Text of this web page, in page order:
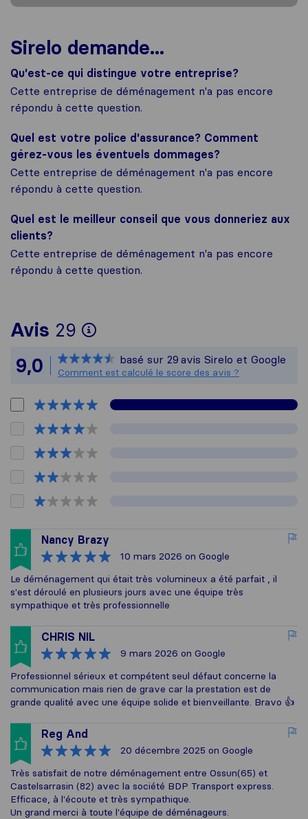
Sirelo demande...
Qu'est-ce qui distingue votre entreprise?
Cette entreprise de déménagement n'a pas encore
répondu à cette question.
Quel est votre police d'assurance? Comment
gérez-vous les éventuels dommages?
Cette entreprise de déménagement n'a pas encore
répondu à cette question.
Quel est le meilleur conseil que vous donneriez aux
clients?
Cette entreprise de déménagement n'a pas encore
répondu à cette question.
Avis 29
Pour vous donner une
Sirelo n'est pas
Tous les avis recueillis
9,0 basé sur 29 avis Sirelo et Google
Comment est calculé le score des avis ?
Nancy Brazy
10 mars 2026 on Google
Le déménagement qui était très volumineux a été parfait , il
s'est déroulé en plusieurs jours avec une équipe très
sympathique et très professionnelle
CHRIS NIL
9 mars 2026 on Google
Professionnel sérieux et compétent seul défaut concerne la
communication mais rien de grave car la prestation est de
grande qualité avec une équipe solide et bienveillante. Bravo 👍
Reg And
20 décembre 2025 on Google
Très satisfait de notre déménagement entre Ossun(65) et
Castelsarrasin (82) avec la société BDP Transport express.
Efficace, à l'écoute et très sympathique.
Un grand merci à toute l'équipe de déménageurs.